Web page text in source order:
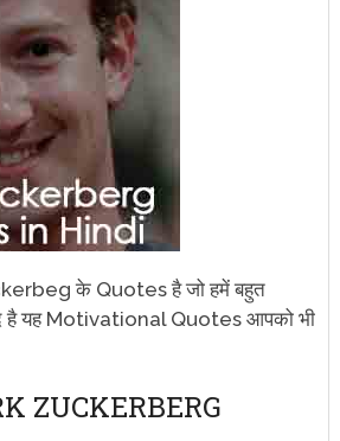
के Quotes है जो हमें बहुत
है यह Motivational Quotes आपको भी
ZUCKERBERG